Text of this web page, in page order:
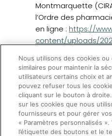
Montmarquette
l’Ordre des
en ligne : (opens in a
https://
content/uploads/
Nouguez, Étienne, et
(par) les prix. La
médicaments
française de
pp. 399-424.
Nous utilisons des cookies
similaires pour maintenir la
utilisateurs certains choix et
pouvez refuser tous les
cliquant sur le bouton à
sur les cookies que nous
fournisseurs et pour gérer
« Paramètres personnalisés
l’étiquette des boutons et le